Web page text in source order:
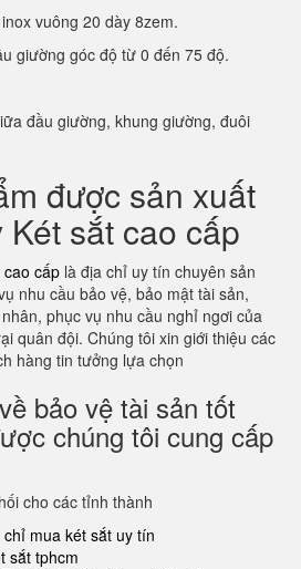
vuông 20 dày 8zem.
giường góc độ từ 0 đến 75 độ.
đầu giường, khung giường, đuôi
được sản xuất
sắt cao cấp
cấp là địa chỉ uy tín chuyên sản
nhu cầu bảo vệ, bảo mật tài sản,
phục vụ nhu cầu nghỉ ngơi của
quân đội. Chúng tôi xin giới thiệu các
hàng tin tưởng lựa chọn
bảo vệ tài sản tốt
chúng tôi cung cấp
cho các tỉnh thành
mua két sắt uy tín
sắt tphcm